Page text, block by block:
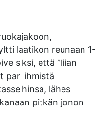
laatikon reunaan 1-
siksi, että ”liian
pari ihmistä
lähes
pitkän jonon